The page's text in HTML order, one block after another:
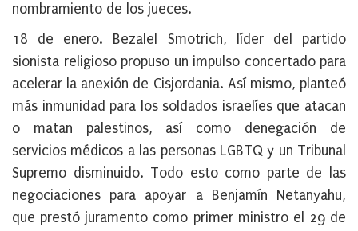
nombramiento de los jueces.
18 de enero. Bezalel Smotrich, líder del partido
sionista religioso propuso un impulso concertado para
acelerar la anexión de Cisjordania. Así mismo, planteó
más inmunidad para los soldados israelíes que atacan
o matan palestinos, así como denegación de
servicios médicos a las personas LGBTQ y un Tribunal
Supremo disminuido. Todo esto como parte de las
negociaciones para apoyar a Benjamín Netanyahu,
que prestó juramento como primer ministro el 29 de